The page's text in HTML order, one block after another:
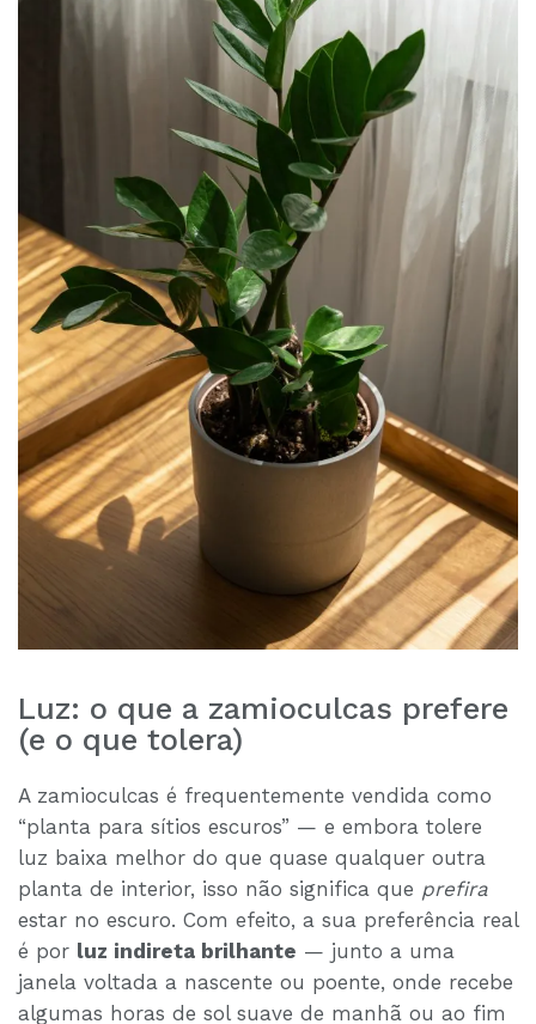
Luz: o que a zamioculcas prefere
(e o que tolera)
A zamioculcas é frequentemente vendida como
“planta para sítios escuros” — e embora tolere
luz baixa melhor do que quase qualquer outra
planta de interior, isso não significa que prefira
estar no escuro. Com efeito, a sua preferência real
é por luz indireta brilhante — junto a uma
janela voltada a nascente ou poente, onde recebe
algumas horas de sol suave de manhã ou ao fim